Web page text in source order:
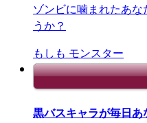
ゾンビに噛まれたあ
うか？
もしも モンスター
黒バスキャラが毎日あ